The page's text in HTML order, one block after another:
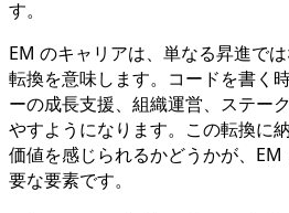
す。
EM のキャリアは、単なる昇進で
転換を意味します。コードを書く
ーの成長支援、組織運営、ステー
やすようになります。この転換に
価値を感じられるかどうかが、
要な要素です。